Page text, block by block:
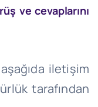
ve cevaplarını
iletişim
tarafından